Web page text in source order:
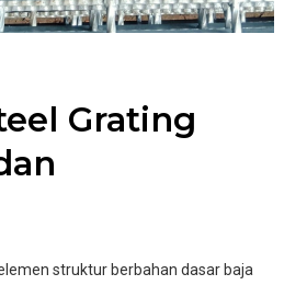
Grating
struktur berbahan dasar baja